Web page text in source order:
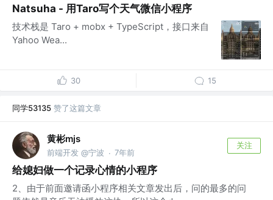
Natsuha - 用Taro写个天气微信小程序
技术栈是 Taro + mobx + TypeScript，接口来自
Yahoo Wea...
30 15
同学53135 赞了这篇文章
黄彬mjs
前端开发 @宁波 · 7年前
关注
给媳妇做一个记录心情的小程序
2、由于前面邀请函小程序相关文章发出后，问的最多的问